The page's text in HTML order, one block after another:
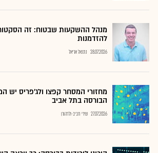
מנהל ההשקעות שבטוח: זה
להזדמנות
28.07.2026 נתנאל אריאל
מחזורי המסחר קפצו ולג'פריס יש
הבורסה בתל אביב
27.07.2026 שירי חביב-ולדהורן